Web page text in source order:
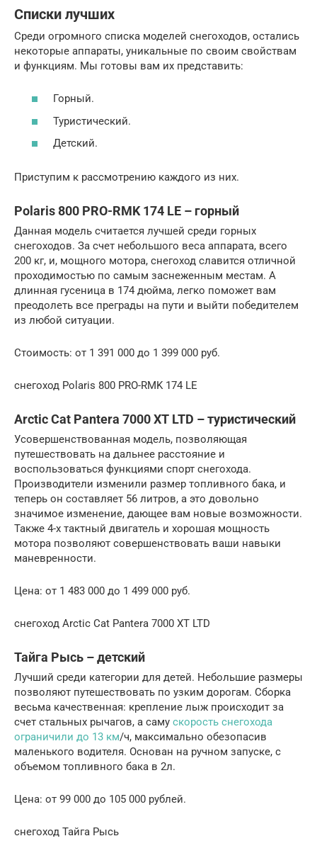
Списки лучших
Среди огромного списка моделей снегоходов, остались
некоторые аппараты, уникальные по своим свойствам
и функциям. Мы готовы вам их представить:
Горный.
Туристический.
Детский.
Приступим к рассмотрению каждого из них.
Polaris 800 PRO-RMK 174 LE – горный
Данная модель считается лучшей среди горных
снегоходов. За счет небольшого веса аппарата, всего
200 кг, и, мощного мотора, снегоход славится отличной
проходимостью по самым заснеженным местам. А
длинная гусеница в 174 дюйма, легко поможет вам
преодолеть все преграды на пути и выйти победителем
из любой ситуации.
Стоимость: от 1 391 000 до 1 399 000 руб.
снегоход Polaris 800 PRO-RMK 174 LE
Arctic Cat Pantera 7000 XT LTD – туристический
Усовершенствованная модель, позволяющая
путешествовать на дальнее расстояние и
воспользоваться функциями спорт снегохода.
Производители изменили размер топливного бака, и
теперь он составляет 56 литров, а это довольно
значимое изменение, дающее вам новые возможности.
Также 4-х тактный двигатель и хорошая мощность
мотора позволяют совершенствовать ваши навыки
маневренности.
Цена: от 1 483 000 до 1 499 000 руб.
снегоход Arctic Cat Pantera 7000 XT LTD
Тайга Рысь – детский
Лучший среди категории для детей. Небольшие размеры
позволяют путешествовать по узким дорогам. Сборка
весьма качественная: крепление лыж происходит за
счет стальных рычагов, а саму скорость снегохода
ограничили до 13 км/ч, максимально обезопасив
маленького водителя. Основан на ручном запуске, с
объемом топливного бака в 2л.
Цена: от 99 000 до 105 000 рублей.
снегоход Тайга Рысь